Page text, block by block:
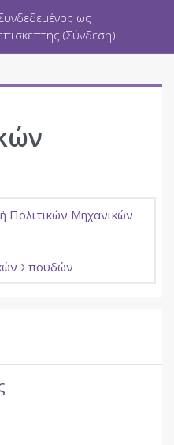
ως
(Σύνδεση)
Πολιτικών Μηχανικών
Σπουδών